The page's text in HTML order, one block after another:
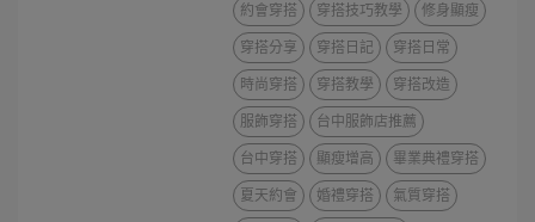
約會穿搭
穿搭技巧教學
修身顯瘦
穿搭分享
穿搭日記
穿搭日常
時尚穿搭
穿搭教學
穿搭改造
服飾穿搭
台中服飾店推薦
台中穿搭
顯瘦增高
畢業典禮穿搭
夏天約會
婚禮穿搭
氣質穿搭